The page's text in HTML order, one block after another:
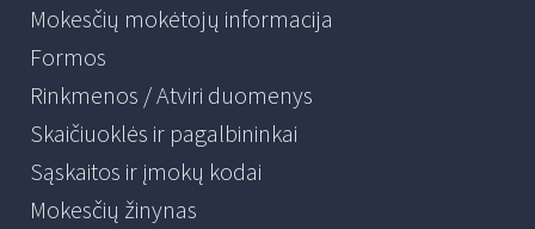
Mokesčių mokėtojų informacija
Formos
Rinkmenos / Atviri duomenys
Skaičiuoklės ir pagalbininkai
Sąskaitos ir įmokų kodai
Mokesčių žinynas